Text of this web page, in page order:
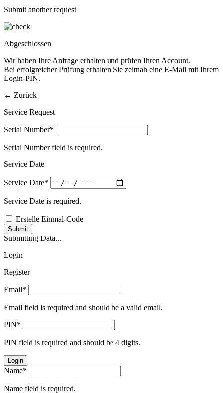
Submit another request
Abgeschlossen
Wir haben Ihre Anfrage erhalten und prüfen Ihren Account.
Bei erfolgreicher Prüfung erhalten Sie zeitnah eine E-Mail mit Ihrem
Login-PIN.
← Zurück
Service Request
Serial Number*
Serial Number field is required.
Service Date
Service Date*
Service Date is required.
Erstelle Einmal-Code
Submit
Submitting Data...
Login
Register
Email*
Email field is required and should be a valid email.
PIN*
PIN field is required and should be 4 digits.
Login
Name*
Name field is required.